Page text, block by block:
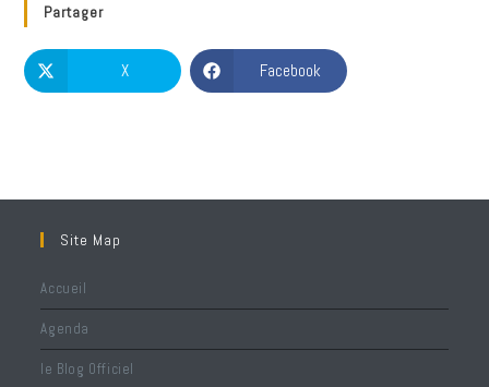
Partager
X Facebook
Site Map
Accueil
Agenda
le Blog Officiel